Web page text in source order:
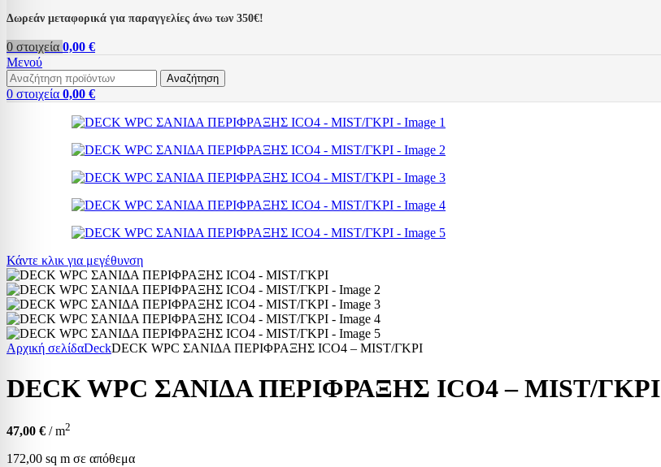
Δωρεάν μεταφορικά για παραγγελίες άνω των 350€!
0 στοιχεία 0,00 €
Μενού
Αναζήτηση
0 στοιχεία 0,00 €
Κάντε κλικ για μεγέθυνση
Αρχική σελίδαDeckDECK WPC ΣΑΝΙΔΑ ΠΕΡΙΦΡΑΞΗΣ ICO4 – MIST/ΓΚΡΙ
DECK WPC ΣΑΝΙΔΑ ΠΕΡΙΦΡΑΞΗΣ ICO4 – MIST/ΓΚΡΙ
47,00 € / m2
172,00 sq m σε απόθεμα